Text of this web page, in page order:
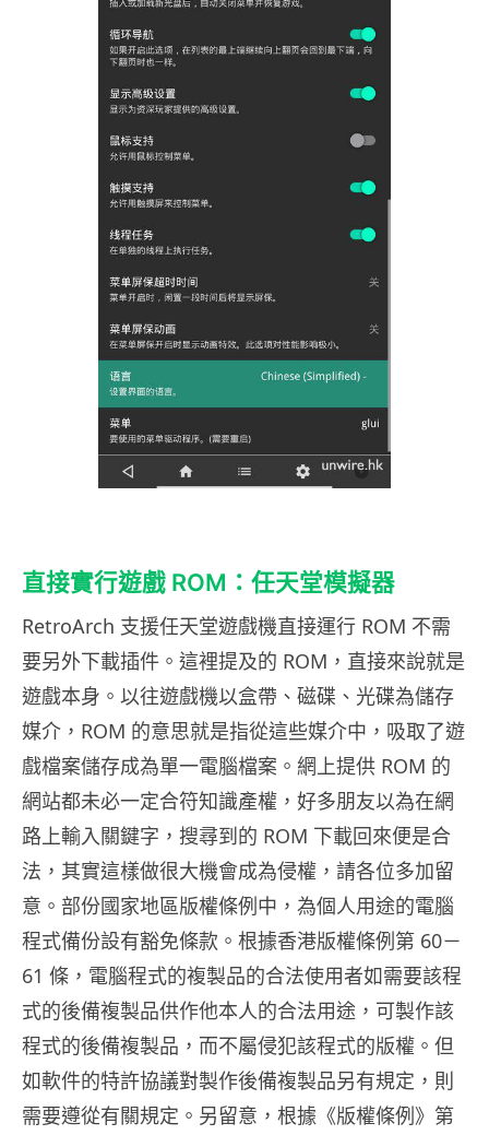
直接實行遊戲 ROM：任天堂模擬器
RetroArch 支援任天堂遊戲機直接運行 ROM 不需
要另外下載插件。這裡提及的 ROM，直接來說就是
遊戲本身。以往遊戲機以盒帶、磁碟、光碟為儲存
媒介，ROM 的意思就是指從這些媒介中，吸取了遊
戲檔案儲存成為單一電腦檔案。網上提供 ROM 的
網站都未必一定合符知識產權，好多朋友以為在網
路上輸入關鍵字，搜尋到的 ROM 下載回來便是合
法，其實這樣做很大機會成為侵權，請各位多加留
意。部份國家地區版權條例中，為個人用途的電腦
程式備份設有豁免條款。根據香港版權條例第 60－
61 條，電腦程式的複製品的合法使用者如需要該程
式的後備複製品供作他本人的合法用途，可製作該
程式的後備複製品，而不屬侵犯該程式的版權。但
如軟件的特許協議對製作後備複製品另有規定，則
需要遵從有關規定。另留意，根據《版權條例》第